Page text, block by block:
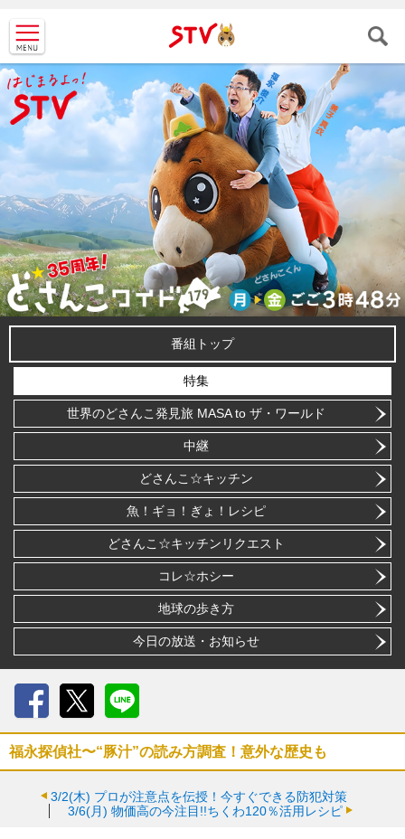
ＳＴＶ札
幌テレビ
番組トップ
特集
世界のどさんこ発見旅 MASA to ザ・ワールド
中継
どさんこ☆キッチン
魚！ギョ！ぎょ！レシピ
どさんこ☆キッチンリクエスト
コレ☆ホシー
地球の歩き方
今日の放送・お知らせ
福永探偵社〜“豚汁”の読み方調査！意外な歴史も
3/2(木) プロが注意点を伝授！今すぐできる防犯対策
3/6(月) 物価高の今注目!!ちくわ120％活用レシピ